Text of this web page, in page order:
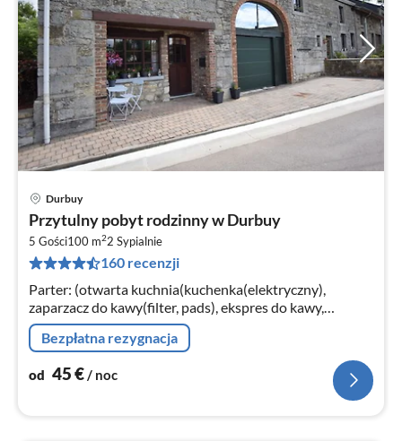
Durbuy
Przytulny pobyt rodzinny w Durbuy
5 Gości100 m22 Sypialnie
160 recenzji
Parter: (otwarta kuchnia(kuchenka(elektryczny),
zaparzacz do kawy(filter, pads), ekspres do kawy,
piekarnik, kuchenka mikrofalowa kombinowana,
zmywarka do naczyń, lodówka)
Bezpłatna rezygnacja
od 45€ / noc